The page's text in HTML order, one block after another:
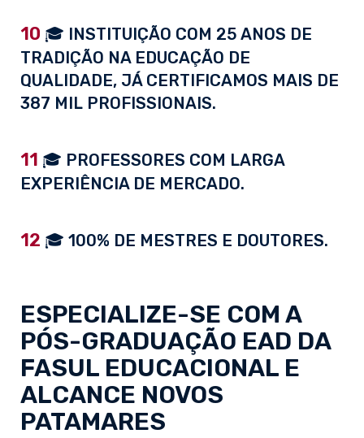
10 🎓 INSTITUIÇÃO COM 25 ANOS DE
TRADIÇÃO NA EDUCAÇÃO DE
QUALIDADE, JÁ CERTIFICAMOS MAIS DE
387 MIL PROFISSIONAIS.
11 🎓 PROFESSORES COM LARGA
EXPERIÊNCIA DE MERCADO.
12 🎓 100% DE MESTRES E DOUTORES.
ESPECIALIZE-SE COM A
PÓS-GRADUAÇÃO EAD DA
FASUL EDUCACIONAL E
ALCANCE NOVOS
PATAMARES